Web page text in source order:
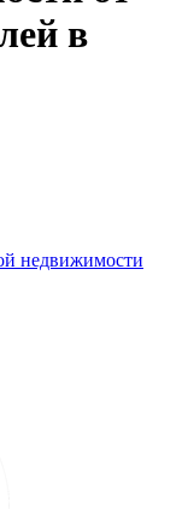
в
недвижимости